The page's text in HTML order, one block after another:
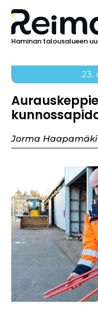
Haminan talousalueen
23.
Jorma Haapamäki